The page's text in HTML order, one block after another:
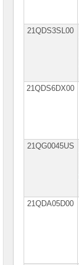
серверов
Российское
ПО
Термошкафы
21QDS3SL00
21QDS6DX00
21QG0045US
21QDA05D00